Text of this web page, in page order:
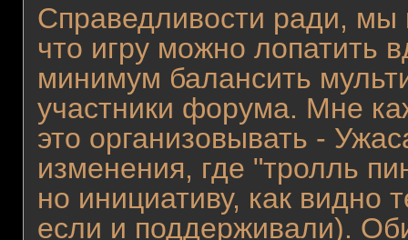
Справедливости ради, мы
что игру можно лопатить
минимум балансить
участники форума. Мне
это организовывать -
изменения, где "тролль
но инициативу, как видно
если и поддерживали).